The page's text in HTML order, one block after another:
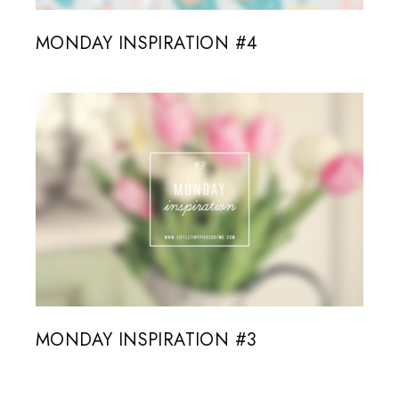
MONDAY INSPIRATION #4
MONDAY INSPIRATION #3